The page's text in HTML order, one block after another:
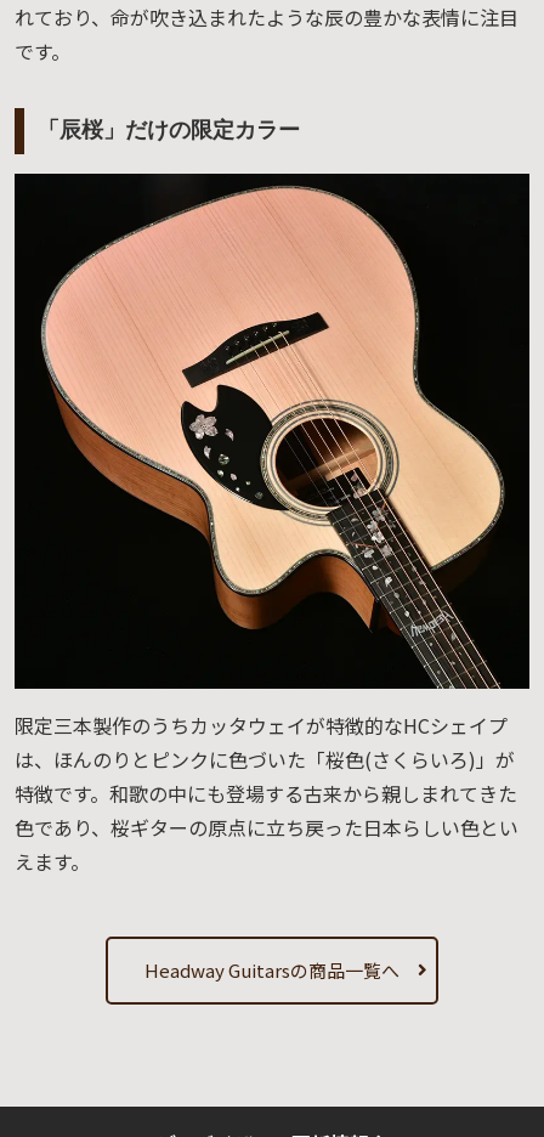
れており、命が吹き込まれたような辰の豊かな表情に注目
です。
「辰桜」だけの限定カラー
限定三本製作のうちカッタウェイが特徴的なHCシェイプ
は、ほんのりとピンクに色づいた「桜色(さくらいろ)」が
特徴です。和歌の中にも登場する古来から親しまれてきた
色であり、桜ギターの原点に立ち戻った日本らしい色とい
えます。
Headway Guitarsの商品一覧へ